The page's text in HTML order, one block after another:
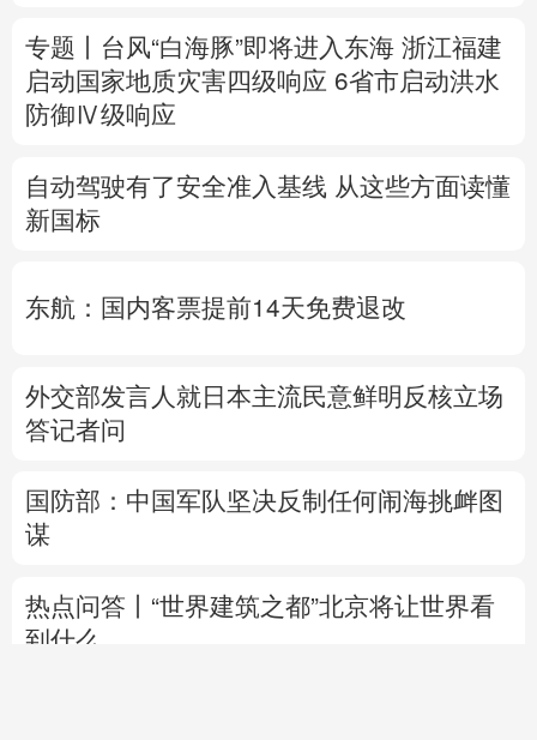
专题丨 台风“白海豚”即将进入东海 浙江福建
启动国家地质灾害四级响应 6省市启动洪水
防御Ⅳ级响应
自动驾驶有了安全准入基线 从这些方面读懂
新国标
东航：国内客票提前14天免费退改
外交部发言人就日本主流民意鲜明反核立场
答记者问
国防部：中国军队坚决反制任何闹海挑衅图
谋
热点问答丨“世界建筑之都”北京将让世界看
到什么